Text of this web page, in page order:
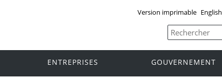
Version imprimable English
ENTREPRISES GOUVERNEMENT